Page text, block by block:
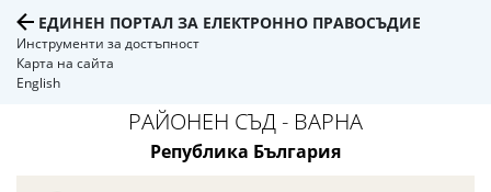
ЕДИНЕН ПОРТАЛ ЗА ЕЛЕКТРОННО ПРАВОСЪДИЕ
Инструменти за достъпност
Карта на сайта
English
РАЙОНЕН СЪД - ВАРНА
Република България